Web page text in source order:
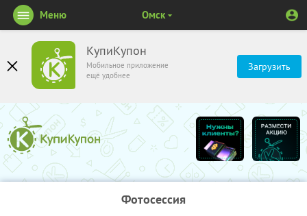
КупиКупон
Мобильное приложение
ещё удобнее
Загрузить
Меню Омск
Фотосессия